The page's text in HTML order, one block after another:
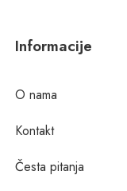
Informacije
O nama
Kontakt
Česta pitanja